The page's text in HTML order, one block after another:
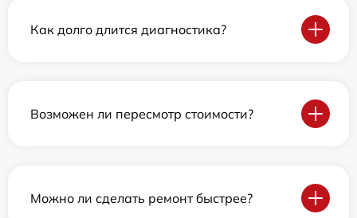
Как долго длится диагностика?
Возможен ли пересмотр стоимости?
Можно ли сделать ремонт быстрее?